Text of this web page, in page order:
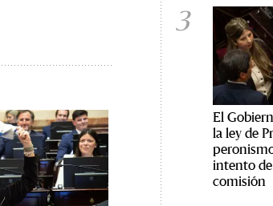
3
El
la ley de
intento
comisión